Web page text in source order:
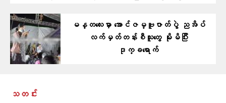
မန္တလေးမှာ အောင်ဇမ္ဗူဇာတ်ပွဲ ညအိပ်
လက်မှတ်တန်းစီသူတွေ မိုးမိပြီး
ဒုက္ခရောက်
သတင်း